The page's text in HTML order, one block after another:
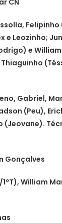
Felipinho
e Leozinho;
e
Gabriel,
(Peu),
(Jeovane).
Gonçalves
1ºT), William